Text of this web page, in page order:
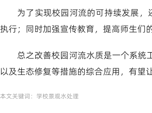
为了实现校园河流的可持续发展
执行；同时加强宣传教育，提高师生们
总之改善校园河流水质是一个系统
以及生态修复等措施的综合应用，有望
本文关键词： 学校景观水处理